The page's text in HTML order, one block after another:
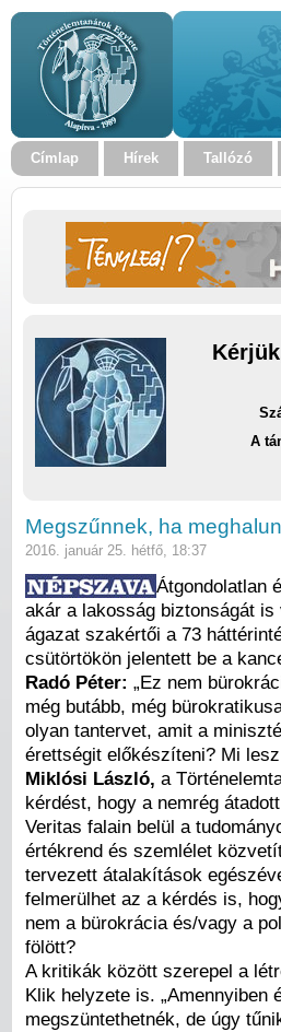
Címlap Hírek Tallózó
A
Megszűnnek, ha
2016. január 25. hétfő, 18:37
Átgondolatlan
akár a lakosság biztonságát
ágazat szakértői a 73
csütörtökön jelentett be a
Radó Péter: „Ez nem
még butább, még
olyan tantervet, amit a
érettségit előkészíteni? Mi
Miklósi László, a
kérdést, hogy a nemrég
Veritas falain belül a
értékrend és szemlélet
tervezett átalakítások
felmerülhet az a kérdés is,
nem a bürokrácia és/vagy a
fölött?
A kritikák között szerepel a
Klik helyzete is. „Amennyiben
megszüntethetnék, de úgy